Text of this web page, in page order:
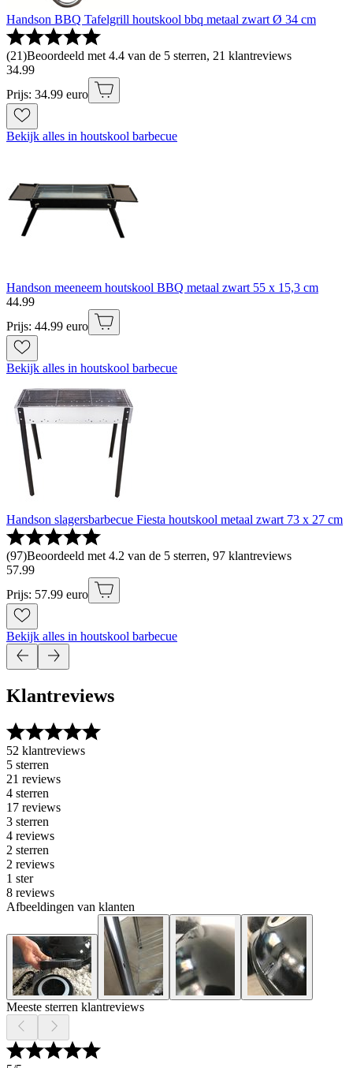
Handson BBQ Tafelgrill houtskool bbq metaal zwart Ø 34 cm
(21)Beoordeeld met 4.4 van de 5 sterren, 21 klantreviews
34.99
Prijs: 34.99 euro
Bekijk alles in houtskool barbecue
Handson meeneem houtskool BBQ metaal zwart 55 x 15,3 cm
44.99
Prijs: 44.99 euro
Bekijk alles in houtskool barbecue
Handson slagersbarbecue Fiesta houtskool metaal zwart 73 x 27 cm
(97)Beoordeeld met 4.2 van de 5 sterren, 97 klantreviews
57.99
Prijs: 57.99 euro
Bekijk alles in houtskool barbecue
Klantreviews
52 klantreviews
5 sterren
21 reviews
4 sterren
17 reviews
3 sterren
4 reviews
2 sterren
2 reviews
1 ster
8 reviews
Afbeeldingen van klanten
Meeste sterren klantreviews